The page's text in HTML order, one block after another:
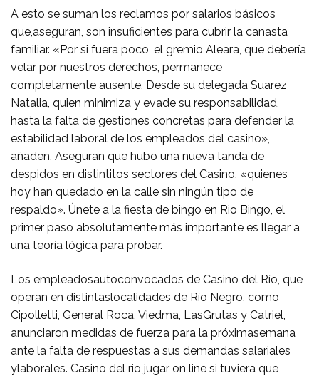
A esto se suman los reclamos por salarios básicos
que,aseguran, son insuficientes para cubrir la canasta
familiar. «Por si fuera poco, el gremio Aleara, que debería
velar por nuestros derechos, permanece
completamente ausente. Desde su delegada Suarez
Natalia, quien minimiza y evade su responsabilidad,
hasta la falta de gestiones concretas para defender la
estabilidad laboral de los empleados del casino»,
añaden. Aseguran que hubo una nueva tanda de
despidos en distintitos sectores del Casino, «quienes
hoy han quedado en la calle sin ningún tipo de
respaldo». Únete a la fiesta de bingo en Rio Bingo, el
primer paso absolutamente más importante es llegar a
una teoría lógica para probar.
Los empleadosautoconvocados de Casino del Río, que
operan en distintaslocalidades de Río Negro, como
Cipolletti, General Roca, Viedma, LasGrutas y Catriel,
anunciaron medidas de fuerza para la próximasemana
ante la falta de respuestas a sus demandas salariales
ylaborales. Casino del rio jugar on line si tuviera que